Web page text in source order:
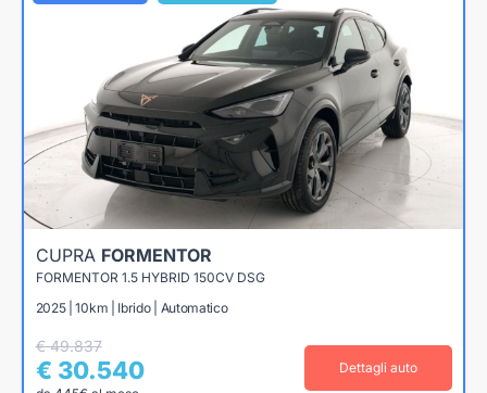
CUPRA FORMENTOR
FORMENTOR 1.5 HYBRID 150CV DSG
2025 | 10km | Ibrido | Automatico
€ 49.837
€ 30.540 Dettagli auto